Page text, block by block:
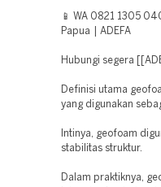
📱 WA 0821 1305
Papua | ADEFA
Hubungi segera
Definisi utama
yang digunakan
Intinya, geofoam
stabilitas struktur.
Dalam praktiknya,